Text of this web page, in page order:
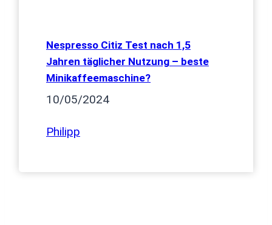
Nespresso Citiz Test nach 1,5
Jahren täglicher Nutzung – beste
Minikaffeemaschine?
10/05/2024
Philipp